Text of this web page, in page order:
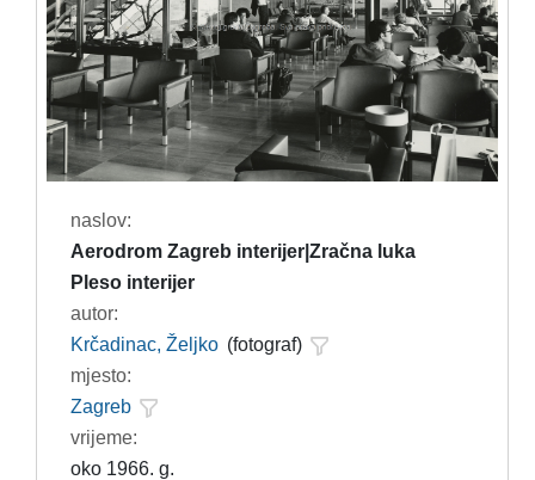
naslov:
Aerodrom Zagreb interijer|Zračna luka
Pleso interijer
autor:
Krčadinac, Željko (fotograf)
mjesto:
Zagreb
vrijeme:
oko 1966. g.